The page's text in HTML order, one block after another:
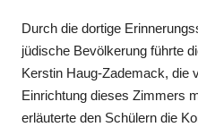
Durch die dortige
jüdische Bevölkerung führte
Kerstin Haug-Zademack, die
Einrichtung dieses Zimmers
erläuterte den Schülern die